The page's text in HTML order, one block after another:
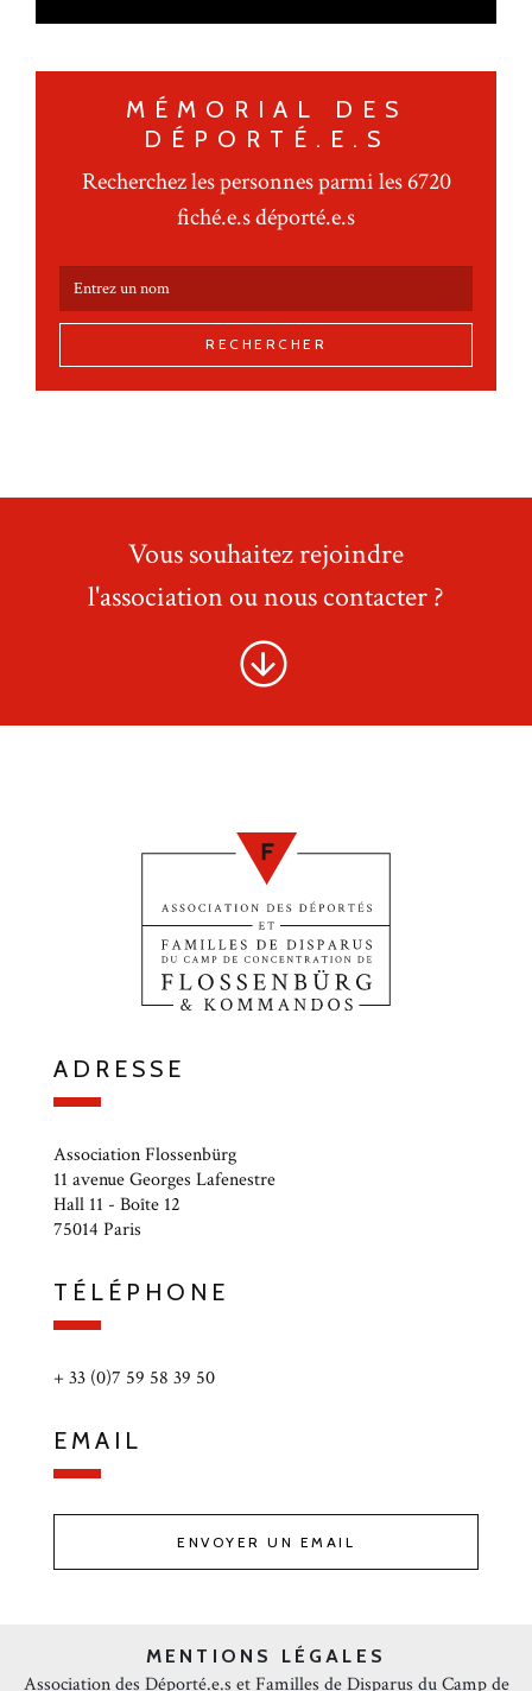
MÉMORIAL DES
DÉPORTÉ.E.S
Recherchez les personnes parmi les 6720
fiché.e.s déporté.e.s
RECHERCHER
Vous souhaitez rejoindre
l'association ou nous contacter ?
ADRESSE
Association Flossenbürg
11 avenue Georges Lafenestre
Hall 11 - Boîte 12
75014 Paris
TÉLÉPHONE
+ 33 (0)7 59 58 39 50
EMAIL
ENVOYER UN EMAIL
MENTIONS LÉGALES
Association des Déporté.e.s et Familles de Disparus du Camp de